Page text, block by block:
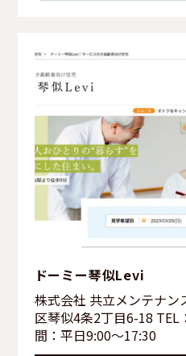
ドーミー琴似Levi
株式会社 共立メンテナン
区琴似4条2丁目6-18
間：平日9:00～17:30